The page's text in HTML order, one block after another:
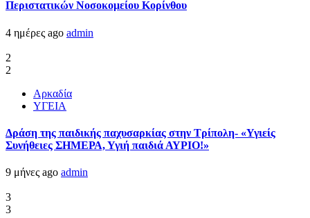
Περιστατικών Νοσοκομείου Κορίνθου
4 ημέρες ago admin
2
2
Αρκαδία
ΥΓΕΙΑ
Δράση της παιδικής παχυσαρκίας στην Τρίπολη- «Υγιείς
Συνήθειες ΣΗΜΕΡΑ, Υγιή παιδιά ΑΥΡΙΟ!»
9 μήνες ago admin
3
3